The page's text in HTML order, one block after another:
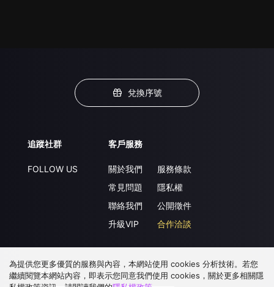
兌換序號
追蹤社群
FOLLOW US
客戶服務
關於我們
常見問題
聯絡我們
升級VIP
服務條款
隱私權
公開徵件
合作洽談
下載 APP
為提供您更多優質的服務與內容，本網站使用 cookies 分析技術。若您
繼續閱覽本網站內容，即表示您同意我們使用 cookies，關於更多相關隱